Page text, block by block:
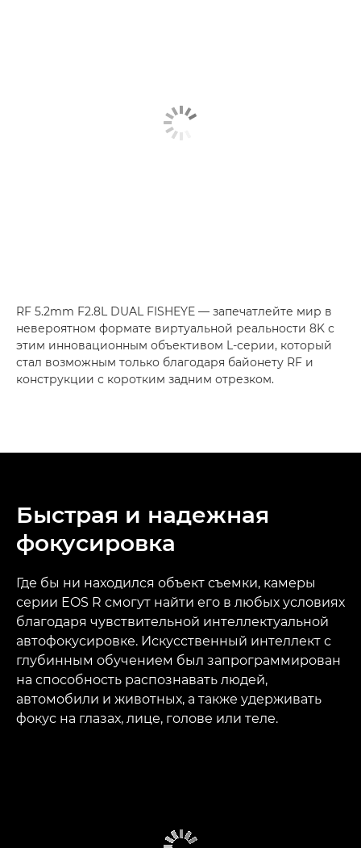
RF 5.2mm F2.8L DUAL FISHEYE — запечатлейте мир в
невероятном формате виртуальной реальности 8K с
этим инновационным объективом L-серии, который
стал возможным только благодаря байонету RF и
конструкции с коротким задним отрезком.
Быстрая и надежная
фокусировка
Где бы ни находился объект съемки, камеры
серии EOS R смогут найти его в любых условиях
благодаря чувствительной интеллектуальной
автофокусировке. Искусственный интеллект с
глубинным обучением был запрограммирован
на способность распознавать людей,
автомобили и животных, а также удерживать
фокус на глазах, лице, голове или теле.